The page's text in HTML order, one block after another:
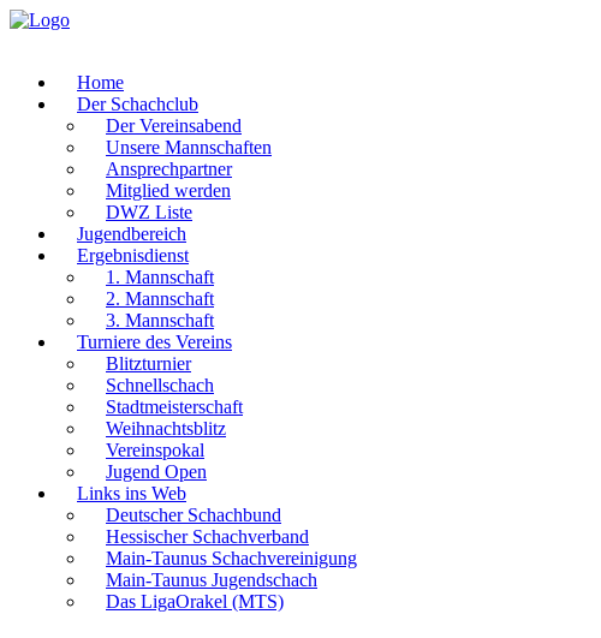
Home
Der Schachclub
Der Vereinsabend
Unsere Mannschaften
Ansprechpartner
Mitglied werden
DWZ Liste
Jugendbereich
Ergebnisdienst
1. Mannschaft
2. Mannschaft
3. Mannschaft
Turniere des Vereins
Blitzturnier
Schnellschach
Stadtmeisterschaft
Weihnachtsblitz
Vereinspokal
Jugend Open
Links ins Web
Deutscher Schachbund
Hessischer Schachverband
Main-Taunus Schachvereinigung
Main-Taunus Jugendschach
Das LigaOrakel (MTS)